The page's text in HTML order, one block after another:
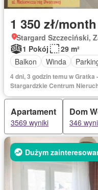
1 350 zł/month
Stargard Szczeciński,
1 Pokój
29 m²
Balkon
Winda
4 dni, 3 godzin temu w
Stargardzkie Centrum
Apartament
3569 wyniki
Dom
346
Dużym